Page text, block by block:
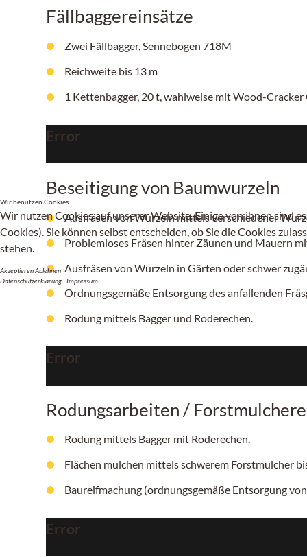
Fällbaggereinsätze
Zwei Fällbagger, Sennebogen 718M
Reichweite bis 13 m
1 Kettenbagger, 20 t, wahlweise mit Wood-
Error
Beseitigung von Baumwurzeln
Ausfräsen von Wurzeln mittels verschiedener
Problemloses Fräsen hinter Zäunen und Mauern
Ausfräsen von Wurzeln in Gärten oder schwer
Ordnungsgemäße Entsorgung des anfallenden
Rodung mittels Bagger und Roderechen.
Error
Rodungsarbeiten /
Rodung mittels Bagger mit Roderechen.
Flächen mulchen mittels schwerem Forstmulcher
Baureifmachung (ordnungsgemäße Entsorgung
Error
Wir benutzen Cookies
Wir nutzen Cookies auf unserer Website. Einige von ihnen sind
Cookies). Sie können selbst entscheiden, ob Sie die Cookies
stehen.
AkzeptierenAblehnen
Datenschutzerklärung | Impressum